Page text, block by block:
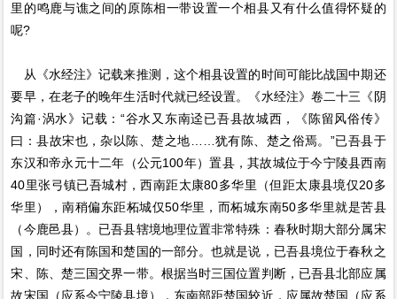
里的鸣鹿与谯之间的原陈相一带设置一个相县又有什么值得怀疑的
呢?
从《水经注》记载来推测，这个相县设置的时间可能比战国中期还
要早，在老子的晚年生活时代就已经设置。《水经注》卷二十三《阴
沟篇·涡水》记载：“谷水又东南迳已吾县故城西，《陈留风俗传》
曰：县故宋也，杂以陈、楚之地……犹有陈、楚之俗焉。”已吾县于
东汉和帝永元十二年（公元100年）置县，其故城位于今宁陵县西南
40里张弓镇已吾城村，西南距太康80多华里（但距太康县境仅20多
华里），南稍偏东距柘城仅50华里，而柘城东南50多华里就是苦县
（今鹿邑县）。已吾县辖境地理位置非常特殊：春秋时期大部分属宋
国，同时还有陈国和楚国的一部分。也就是说，已吾县境位于春秋之
宋、陈、楚三国交界一带。根据当时三国位置判断，已吾县北部应属
故宋国（应系今宁陵县境），东南部距楚国较近，应属故楚国（应系